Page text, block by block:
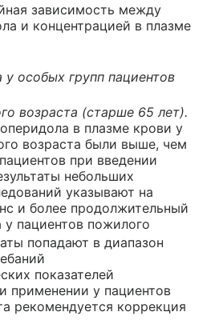
зависимость между
и концентрацией в плазме
особых групп пациентов
возраста (старше 65 лет).
в плазме крови у
возраста были выше, чем
при введении
небольших
указывают на
и более продолжительный
у пациентов пожилого
попадают в диапазон
показателей
применении у пациентов
рекомендуется коррекция